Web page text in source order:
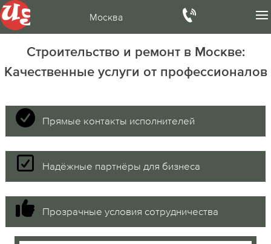
Москва
Строительство и ремонт в Москве:
Качественные услуги от профессионалов
Прямые контакты исполнителей
Надёжные партнёры для бизнеса
Прозрачные условия сотрудничества